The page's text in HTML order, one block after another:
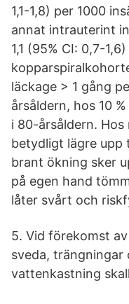
1,1-1,8) per 1000
annat intrauterint
1,1 (95% CI: 0,7-
läckage > 1 gång
årsåldern, hos 10
i 80-årsåldern.
betydligt lägre upp
brant ökning sker
på egen hand
låter svårt och
5. Vid förekomst
sveda, trängningar
vattenkastning